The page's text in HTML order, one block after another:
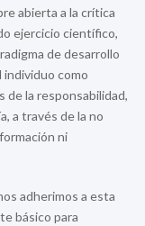
abierta a la crítica
ejercicio científico,
de desarrollo
como
de la responsabilidad,
a través de la no
ni
adherimos a esta
básico para